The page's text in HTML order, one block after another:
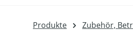
Produkte Zubehör,